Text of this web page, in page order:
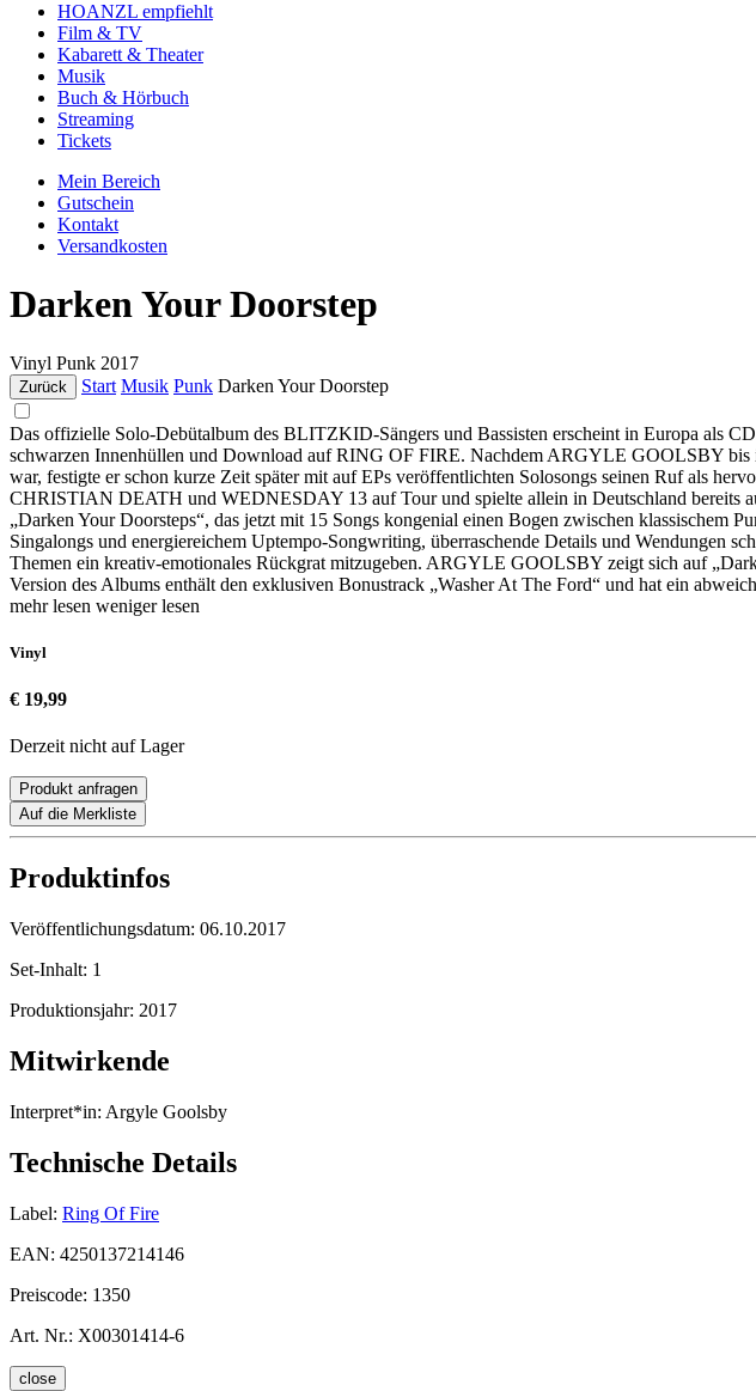
HOANZL empfiehlt
Film & TV
Kabarett & Theater
Musik
Buch & Hörbuch
Streaming
Tickets
Mein Bereich
Gutschein
Kontakt
Versandkosten
Darken Your Doorstep
Vinyl Punk 2017
Zurück Start Musik Punk Darken Your Doorstep
Das offizielle Solo-Debütalbum des BLITZKID-Sängers und Bassisten erscheint in Europa als
schwarzen Innenhüllen und Download auf RING OF FIRE. Nachdem ARGYLE GOOLSBY bis
war, festigte er schon kurze Zeit später mit auf EPs veröffentlichten Solosongs seinen Ruf als
CHRISTIAN DEATH und WEDNESDAY 13 auf Tour und spielte allein in Deutschland bereits
„Darken Your Doorsteps“, das jetzt mit 15 Songs kongenial einen Bogen zwischen
Singalongs und energiereichem Uptempo-Songwriting, überraschende Details und Wendungen
Themen ein kreativ-emotionales Rückgrat mitzugeben. ARGYLE GOOLSBY zeigt sich auf
Version des Albums enthält den exklusiven Bonustrack „Washer At The Ford“ und hat ein
mehr lesen weniger lesen
Vinyl
€ 19,99
Derzeit nicht auf Lager
Produkt anfragen
Auf die Merkliste
Produktinfos
Veröffentlichungsdatum: 06.10.2017
Set-Inhalt: 1
Produktionsjahr: 2017
Mitwirkende
Interpret*in: Argyle Goolsby
Technische Details
Label: Ring Of Fire
EAN: 4250137214146
Preiscode: 1350
Art. Nr.: X00301414-6
close